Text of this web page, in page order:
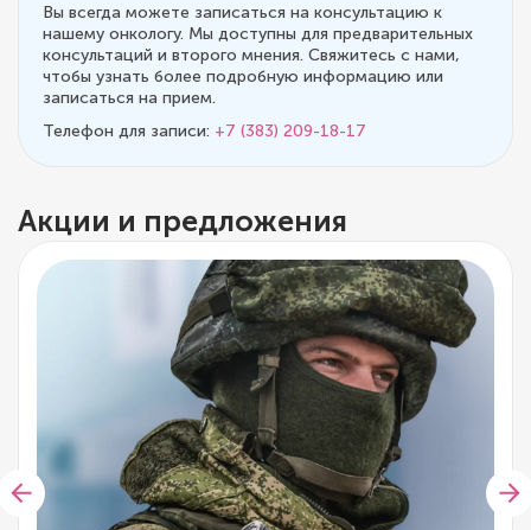
Вы всегда можете записаться на консультацию к
нашему онкологу. Мы доступны для предварительных
консультаций и второго мнения. Свяжитесь с нами,
чтобы узнать более подробную информацию или
записаться на прием.
Телефон для записи: +7 (383) 209-18-17
Акции и предложения